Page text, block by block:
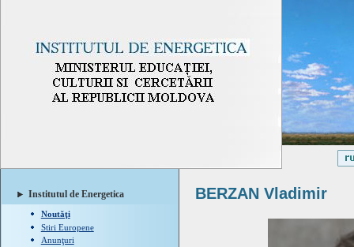
Institutul de Energetica
Noutăţi
Stiri Europene
Anunţuri
BERZAN Vladimir